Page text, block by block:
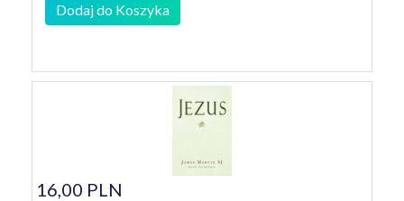
Dodaj do Koszyka
16,00 PLN